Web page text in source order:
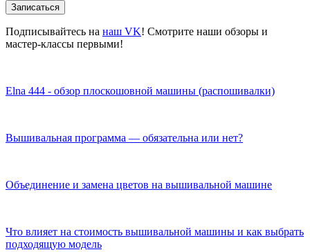
Записаться
Подписывайтесь на наш VK! Смотрите наши обзоры и
мастер-классы первыми!
Elna 444 - обзор плоскошовной машины (распошивалки)
Вышивальная программа — обязательна или нет?
Объединение и замена цветов на вышивальной машине
Что влияет на стоимость вышивальной машины и как выбрать
подходящую модель